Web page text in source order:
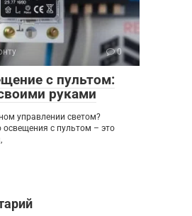
0
с пультом:
руками
управлении светом?
освещения с пультом – это